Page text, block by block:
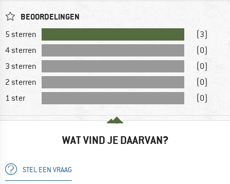
BEOORDELINGEN
5 sterren
(3)
4 sterren
(0)
3 sterren
(0)
2 sterren
(0)
1 ster
(0)
WAT VIND JE DAARVAN?
STEL EEN VRAAG